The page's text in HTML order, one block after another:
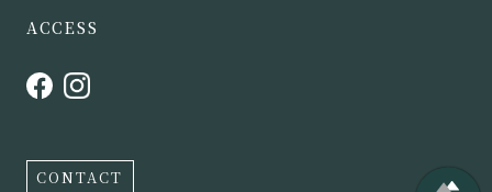
ACCESS
CONTACT